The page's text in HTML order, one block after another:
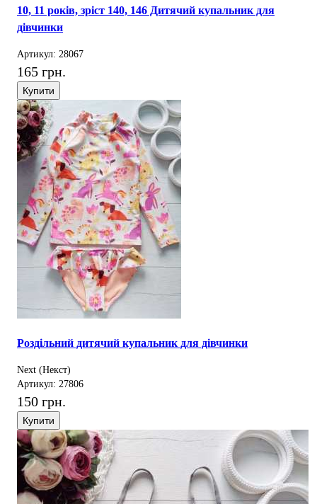
10, 11 років, зріст 140, 146 Дитячий купальник для
дівчинки
Артикул: 28067
165 грн.
Купити
Роздільний дитячий купальник для дівчинки
Next (Некст)
Артикул: 27806
150 грн.
Купити